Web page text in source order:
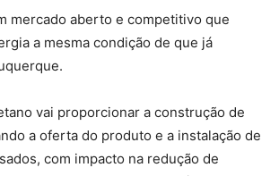
mercado aberto e competitivo que
a mesma condição de que já
vai proporcionar a construção de
a oferta do produto e a instalação de
com impacto na redução de